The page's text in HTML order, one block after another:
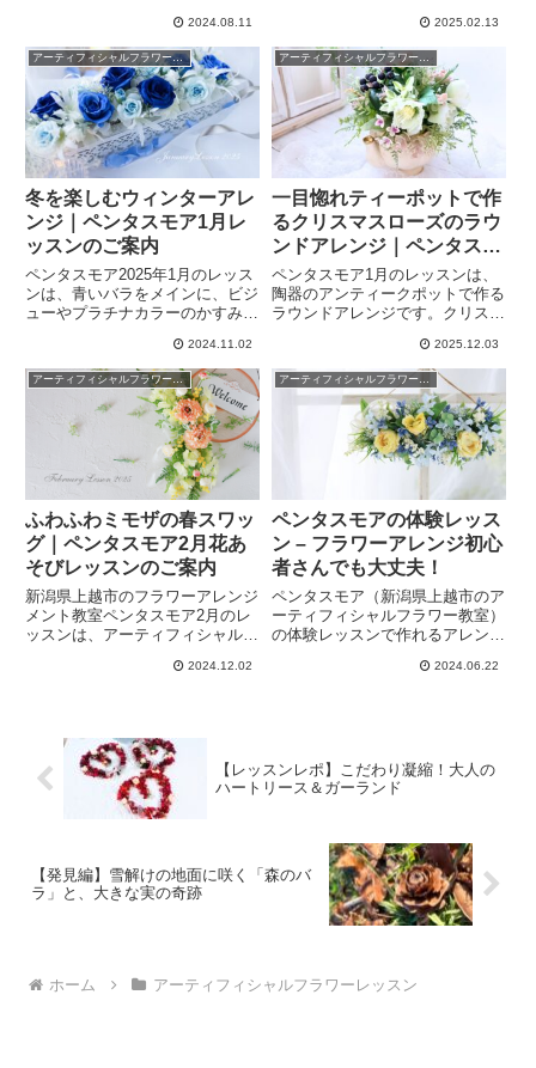
正月レッスンでアーティフィシャ
ルフラワー（造花）の和モダンフ
ラワーボールをレッスンします。
お正月が過ぎても飾れる洋風デザ
インに、タッセルを取りつけおし
ゃれに仕上げます。
2024.08.11
します。かごから飛び出すように
アレンジしたお花に添えるのはか
わいい卵。春から新しく習い事を
始めたい方にもおすすめです。
2025.02.13
アーティフィシャルフラワーレッスン
冬を楽しむウィンターアレ
ンジ｜ペンタスモア1月レ
ッスンのご案内
ペンタスモア2025年1月のレッス
ンは、青いバラをメインに、ビジ
ューやプラチナカラーのかすみ草
ンジメントを作ります。新しい年
の始まりに、選りすぐりのアーテ
ィフィシャルフラワーでアレンジ
を楽しみませんか？今年こそ何か
新しい習い事を始めたい方にもお
2024.11.02
アーティフィシャルフラワーレッスン
一目惚れティーポットで作
るクリスマスローズのラウ
ンドアレンジ｜ペンタスモ
ア1月レッスンのご案内
ペンタスモア1月のレッスンは、
陶器のアンティークポットで作る
ラウンドアレンジです。クリスマ
たっぷり使用し、ナチュラルなア
レンジに仕上げます。冬のインテ
リアを彩る、「可愛い」×「素
敵」アレンジメントを一緒に作り
2025.12.03
アーティフィシャルフラワーレッスン
ふわふわミモザの春スワッ
グ｜ペンタスモア2月花あ
そびレッスンのご案内
新潟県上越市のフラワーアレンジ
メント教室ペンタスモア2月のレ
ッスンは、アーティフィシャルフ
春スワッグです。スイトピーやラ
かります！
2024.12.02
アーティフィシャルフラワーレッスン
ペンタスモアの体験レッス
ン – フラワーアレンジ初心
者さんでも大丈夫！
ペンタスモア（新潟県上越市のア
ーティフィシャルフラワー教室）
の体験レッスンで作れるアレンジ
址公園オーレンプラザ」について
2024.06.22
【レッスンレポ】こだわり凝縮！大人の
ハートリース＆ガーランド
【発見編】雪解けの地面に咲く「森のバ
ラ」と、大きな実の奇跡
ホーム アーティフィシャルフラワーレッスン